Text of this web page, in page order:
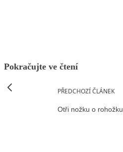
Pokračujte ve čtení
PŘEDCHOZÍ ČLÁNEK
Otři nožku o rohožku